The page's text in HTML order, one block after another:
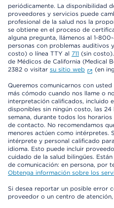
periódicamente. La disponibilidad
proveedores y servicios puede
profesional de la salud nos la
se obtiene en el proceso de
alguna pregunta, llámenos al 1-
personas con problemas
costo) o línea TTY al 711 (sin
de Médicos de California (Medical
2382 o visitar su sitio web (en
Queremos comunicarnos con
más cómodo cuando nos llame o
interpretación calificados, incluido
disponibles sin ningún costo, las
semana, durante todos los
de contacto. No recomendamos
menores actúen como intérpretes.
intérprete y personal calificado
idioma. Esto puede incluir
cuidado de la salud bilingües.
de comunicación: en persona, por
Obtenga información sobre los
Si desea reportar un posible error
proveedor o un centro de atención,